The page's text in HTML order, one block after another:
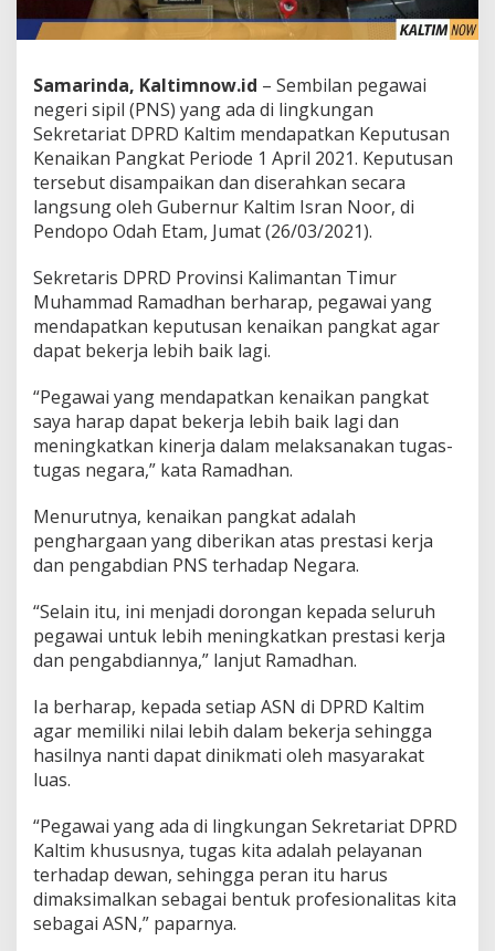
Samarinda, Kaltimnow.id – Sembilan pegawai
negeri sipil (PNS) yang ada di lingkungan
Sekretariat DPRD Kaltim mendapatkan Keputusan
Kenaikan Pangkat Periode 1 April 2021. Keputusan
tersebut disampaikan dan diserahkan secara
langsung oleh Gubernur Kaltim Isran Noor, di
Pendopo Odah Etam, Jumat (26/03/2021).
Sekretaris DPRD Provinsi Kalimantan Timur
Muhammad Ramadhan berharap, pegawai yang
mendapatkan keputusan kenaikan pangkat agar
dapat bekerja lebih baik lagi.
“Pegawai yang mendapatkan kenaikan pangkat
saya harap dapat bekerja lebih baik lagi dan
meningkatkan kinerja dalam melaksanakan tugas-
tugas negara,” kata Ramadhan.
Menurutnya, kenaikan pangkat adalah
penghargaan yang diberikan atas prestasi kerja
dan pengabdian PNS terhadap Negara.
“Selain itu, ini menjadi dorongan kepada seluruh
pegawai untuk lebih meningkatkan prestasi kerja
dan pengabdiannya,” lanjut Ramadhan.
Ia berharap, kepada setiap ASN di DPRD Kaltim
agar memiliki nilai lebih dalam bekerja sehingga
hasilnya nanti dapat dinikmati oleh masyarakat
luas.
“Pegawai yang ada di lingkungan Sekretariat DPRD
Kaltim khususnya, tugas kita adalah pelayanan
terhadap dewan, sehingga peran itu harus
dimaksimalkan sebagai bentuk profesionalitas kita
sebagai ASN,” paparnya.